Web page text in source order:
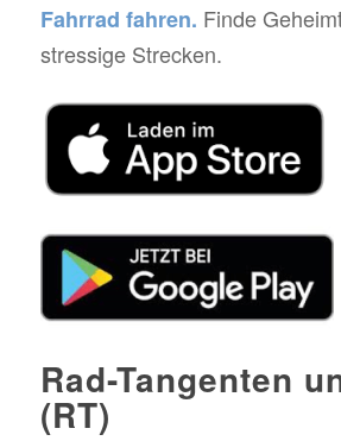
Fahrrad fahren. Finde
stressige Strecken.
Rad-Tangenten
(RT)